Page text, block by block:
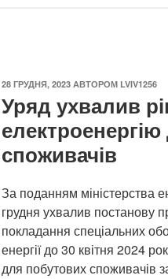
ОПУБЛІКОВАНО
28 ГРУДНЯ, 2023 АВТОРОМ LVIV1256
Уряд ухвалив
споживачів
За поданням міністерства
грудня ухвалив постанову
покладання спеціальних
енергії до 30 квітня 2024
для побутових споживачів